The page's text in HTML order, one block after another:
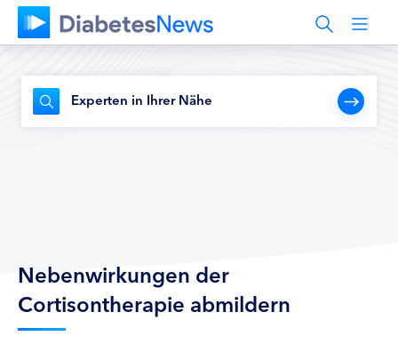
Experten in Ihrer Nähe
Nebenwirkungen der
Cortisontherapie abmildern